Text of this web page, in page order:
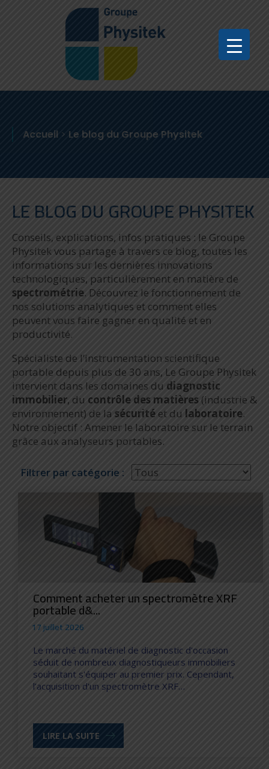
Accueil > Le blog du Groupe Physitek
LE BLOG DU GROUPE PHYSITEK
Conseils, explications, infos pratiques : le Groupe
Physitek vous partage à travers ce blog, toutes les
informations sur les dernières innovations
technologiques, particulièrement en matière de
spectrométrie. Découvrez le fonctionnement de
nos solutions analytiques et comment elles
peuvent vous faire gagner en qualité et en
productivité.
Spécialiste de l’instrumentation scientifique
portable depuis plus de 30 ans, Le Groupe Physitek
intervient dans les domaines du diagnostic
immobilier, du contrôle des matières (industrie &
environnement) de la sécurité et du laboratoire.
Notre objectif : Amener le laboratoire sur le terrain
grâce aux analyseurs portables.
Filtrer par catégorie :
Comment acheter un spectromètre XRF
portable d&...
17 juillet 2026
Le marché du matériel de diagnostic d'occasion
séduit de nombreux diagnostiqueurs immobiliers
souhaitant s'équiper au premier prix. Cependant,
l’acquisition d'un spectromètre XRF…
LIRE LA SUITE